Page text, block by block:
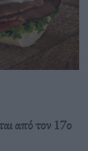
από τον 17ο